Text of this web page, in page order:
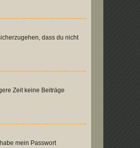
dass du nicht
Zeit keine Beiträge
mein Passwort